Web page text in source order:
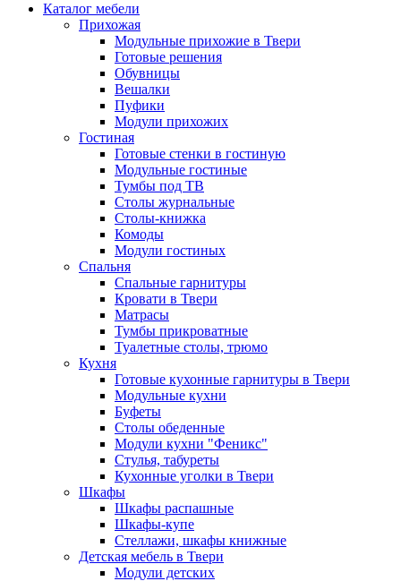
Каталог мебели
Прихожая
Модульные прихожие в Твери
Готовые решения
Обувницы
Вешалки
Пуфики
Модули прихожих
Гостиная
Готовые стенки в гостиную
Модульные гостиные
Тумбы под ТВ
Столы журнальные
Столы-книжка
Комоды
Модули гостиных
Спальня
Спальные гарнитуры
Кровати в Твери
Матрасы
Тумбы прикроватные
Туалетные столы, трюмо
Кухня
Готовые кухонные гарнитуры в Твери
Модульные кухни
Буфеты
Столы обеденные
Модули кухни "Феникс"
Стулья, табуреты
Кухонные уголки в Твери
Шкафы
Шкафы распашные
Шкафы-купе
Стеллажи, шкафы книжные
Детская мебель в Твери
Модули детских